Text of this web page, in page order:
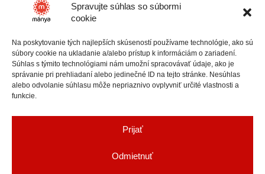
Spravujte súhlas so súbormi
cookie
Na poskytovanie tých najlepších skúseností používame technológie, ako sú
súbory cookie na ukladanie a/alebo prístup k informáciám o zariadení.
Súhlas s týmito technológiami nám umožní spracovávať údaje, ako je
správanie pri prehliadaní alebo jedinečné ID na tejto stránke. Nesúhlas
alebo odvolanie súhlasu môže nepriaznivo ovplyvniť určité vlastnosti a
funkcie.
Prijať
Odmietnuť
+421 918 841899
info@manya.sk